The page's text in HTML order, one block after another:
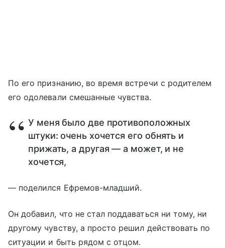
По его признанию, во время встречи с родителем
его одолевали смешанные чувства.
У меня было две противоположных
штуки: очень хочется его обнять и
прижать, а другая — а может, и не
хочется,
— поделился Ефремов-младший.
Он добавил, что не стал поддаваться ни тому, ни
другому чувству, а просто решил действовать по
ситуации и быть рядом с отцом.